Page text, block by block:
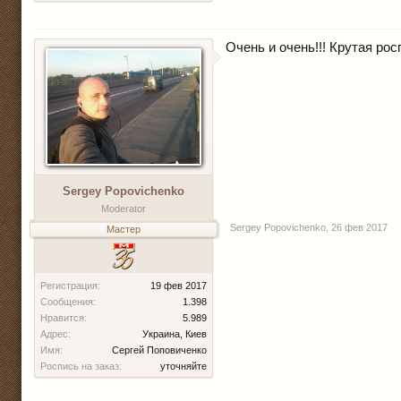
Sergey Popovichenko
Moderator
Мастер
Регистрация:
19 фев 2017
Сообщения:
1.398
Нравится:
5.989
Адрес:
Украина, Киев
Имя:
Сергей Поповиченко
Роспись на заказ:
уточняйте
Очень и очень!!! Крутая
Sergey Popovichenko 26 фев 2017